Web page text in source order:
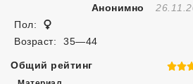
Анонимно Отзыв
Пол:
Возраст:
35—44
Общий рейтинг